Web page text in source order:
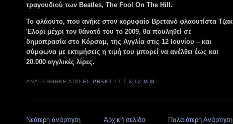
τραγουδιού των Beatles, The Fool On The Hill.
Το φλάουτο, που ανήκε στον κορυφαίο Βρετανό φλαουτίστα Τζακ
Έλορι μέχρι τον θάνατό του το 2009, θα πουληθεί σε
δημοπρασία στο Κόρσαμ, της Αγγλία στις 12 Ιουνίου – και
σύμφωνα με εκτιμήσεις η τιμή του μπορεί να ανέλθει έως και
20.000 αγγλικές λίρες.
ΑΝΑΡΤΉΘΗΚΕ ΑΠΌEL PRAKT ΣΤΙΣ3:12 Μ.Μ.
Νεότερη ανάρτηση Παλαιότερη Ανάρτηση
Αρχική σελίδα